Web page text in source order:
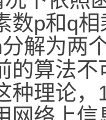
数p和q
解为两
的算法
理论，